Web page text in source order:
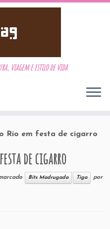
viagem e estilo de vida
Rio em festa de cigarro
de cigarro
Bits Madrugada Tiga por